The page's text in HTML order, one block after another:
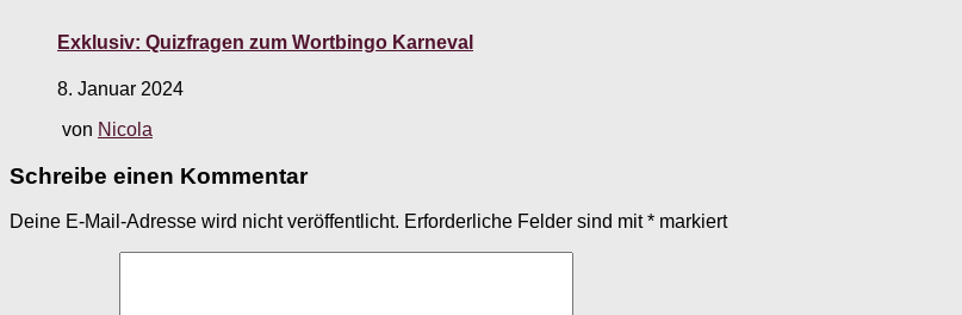
Exklusiv: Quizfragen zum Wortbingo Karneval
8. Januar 2024
von Nicola
Schreibe einen Kommentar
Deine E-Mail-Adresse wird nicht veröffentlicht. Erforderliche Felder sind mit* markiert